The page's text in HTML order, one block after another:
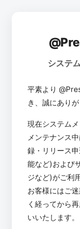
システ
平素より
き、誠にありが
現在システム
メンテナンス
録・リリース
能など)および
ジなど)がご利
お客様にはご
く経ってから
いいたします。